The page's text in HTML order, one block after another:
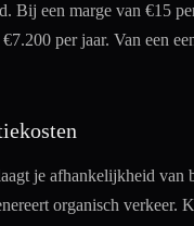
Bij een marge van €15
per jaar. Van een
je afhankelijkheid van
organisch verkeer.